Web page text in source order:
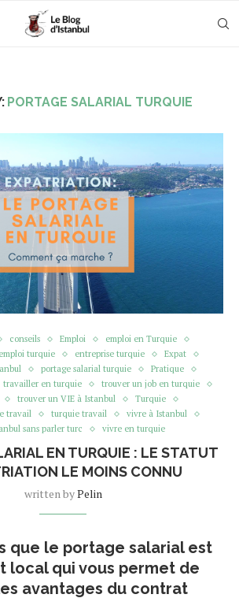
PORTAGE SALARIAL TURQUIE
conseils Emploi
emploi en Turquie
emploi turquie entreprise turquie
Expat
portage salarial turquie
Pratique
travailler en turquie
trouver un job en turquie
trouver un VIE à Istanbul
Turquie
travail
turquie travail
vivre à Istanbul
sans parler turc
vivre en turquie
EN TURQUIE : LE STATUT
LE MOINS CONNU
written byPelin
que le portage salarial est
local qui vous permet de
avantages du contrat